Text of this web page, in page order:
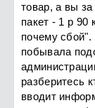
товар, а вы
пакет - 1 р 90
почему
побывала
разберитесь
вводит